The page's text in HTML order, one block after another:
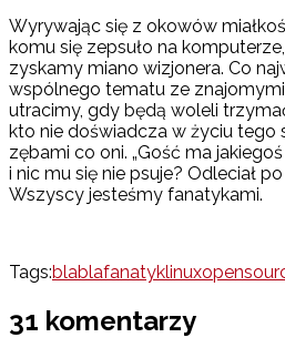
Wyrywając się z okowów
komu się zepsuło na
zyskamy miano wizjonera. Co
wspólnego tematu ze
utracimy, gdy będą woleli
kto nie doświadcza w życiu tego
zębami co oni. „Gość ma
i nic mu się nie psuje? Odleciał
Wszyscy jesteśmy fanatykami.
Tags:blablafanatyklinux
31 komentarzy